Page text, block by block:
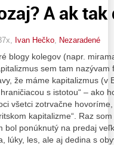
A ak tak
Ivan Hečko Nezaradené
blogy kolegov (napr.
sem tam nazývam
že máme kapitalizmus (v
s istotou“ – ako
všetci zotrvačne
kapitalizme“. Raz
bol ponúknutý na predaj
lúky, les, ale aj dedina s